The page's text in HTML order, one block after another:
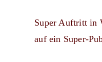
Super Auftritt in
auf ein Super-